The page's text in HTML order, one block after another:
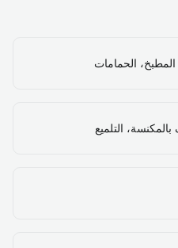
الحمامات
بالمكنسة، التلميع